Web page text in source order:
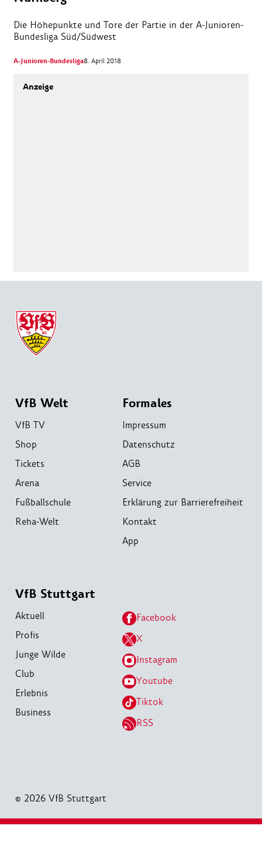
Die Höhepunkte und Tore der Partie in der A-Junioren-
Bundesliga Süd/Südwest
A-Junioren-Bundesliga8. April 2018
VfB Welt
VfB TV
Shop
Tickets
Arena
Fußballschule
Reha-Welt
Formales
Impressum
Datenschutz
AGB
Service
Erklärung zur Barrierefreiheit
Kontakt
App
VfB Stuttgart
Aktuell
Profis
Junge Wilde
Club
Erlebnis
Business
Facebook
X
Instagram
Youtube
Tiktok
RSS
© 2026 VfB Stuttgart